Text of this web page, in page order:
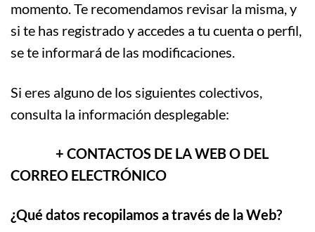
momento. Te recomendamos revisar la misma, y
si te has registrado y accedes a tu cuenta o perfil,
se te informará de las modificaciones.
Si eres alguno de los siguientes colectivos,
consulta la información desplegable:
+ CONTACTOS DE LA WEB O DEL
CORREO ELECTRÓNICO
¿Qué datos recopilamos a través de la Web?